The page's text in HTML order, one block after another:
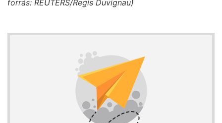
forrás: REUTERS/Regis Duvignau)